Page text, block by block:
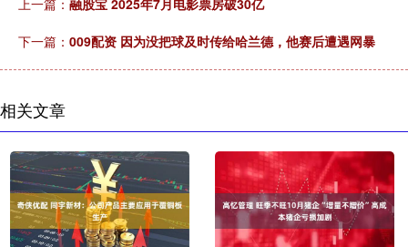
上一篇： 融股宝 2025年7月电影票房破30亿
下一篇： 009配资 因为没把球及时传给哈兰德，他赛后遭遇网暴
相关文章